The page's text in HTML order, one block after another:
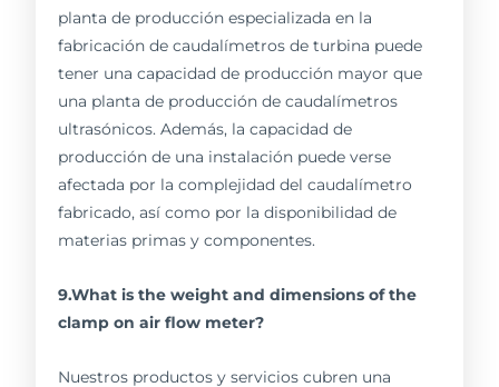
planta de producción especializada en la
fabricación de caudalímetros de turbina puede
tener una capacidad de producción mayor que
una planta de producción de caudalímetros
ultrasónicos. Además, la capacidad de
producción de una instalación puede verse
afectada por la complejidad del caudalímetro
fabricado, así como por la disponibilidad de
materias primas y componentes.
9.What is the weight and dimensions of the
clamp on air flow meter?
Nuestros productos y servicios cubren una